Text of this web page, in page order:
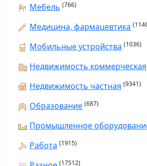
Мебель (766)
Медицина, фармацевтика
Мобильные устройства (1036)
Недвижимость коммерческая
Недвижимость частная (9341)
Образование (687)
Промышленное
Работа (1915)
(17512)